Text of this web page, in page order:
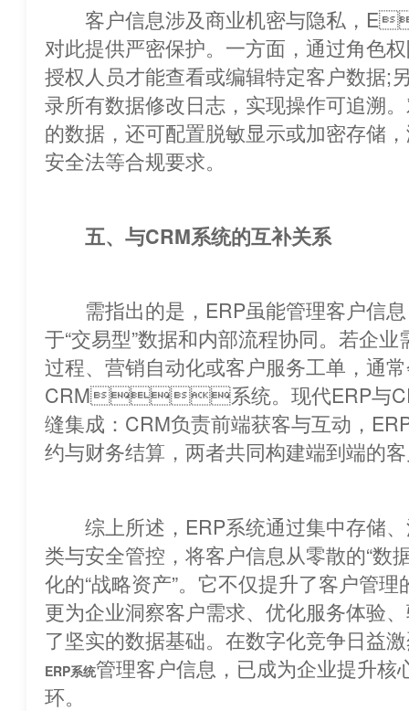
客户信息涉及商业机密与隐私，
对此提供严密保护。一方面，通过角色
授权人员才能查看或编辑特定客户数据;
录所有数据修改日志，实现操作可追溯
的数据，还可配置脱敏显示或加密存
安全法等合规要求。
五、与CRM系统的互补关系
需指出的是，ERP虽能管理客户信息
于“交易型”数据和内部流程协同。若企
过程、营销自动化或客户服务工单，通
CRM系统。现代ERP与
缝集成：CRM负责前端获客与互动，
约与财务结算，两者共同构建端到端的
综上所述，ERP系统通过集中存储、
类与安全管控，将客户信息从零散的“数
化的“战略资产”。它不仅提升了客户管
更为企业洞察客户需求、优化服务体验
了坚实的数据基础。在数字化竞争日益
ERP系统管理客户信息，已成为企业提升核
环。